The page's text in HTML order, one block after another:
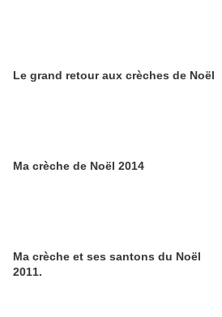
Le grand retour aux crèches de Noël
Ma crèche de Noël 2014
Ma crèche et ses santons du Noël
2011.